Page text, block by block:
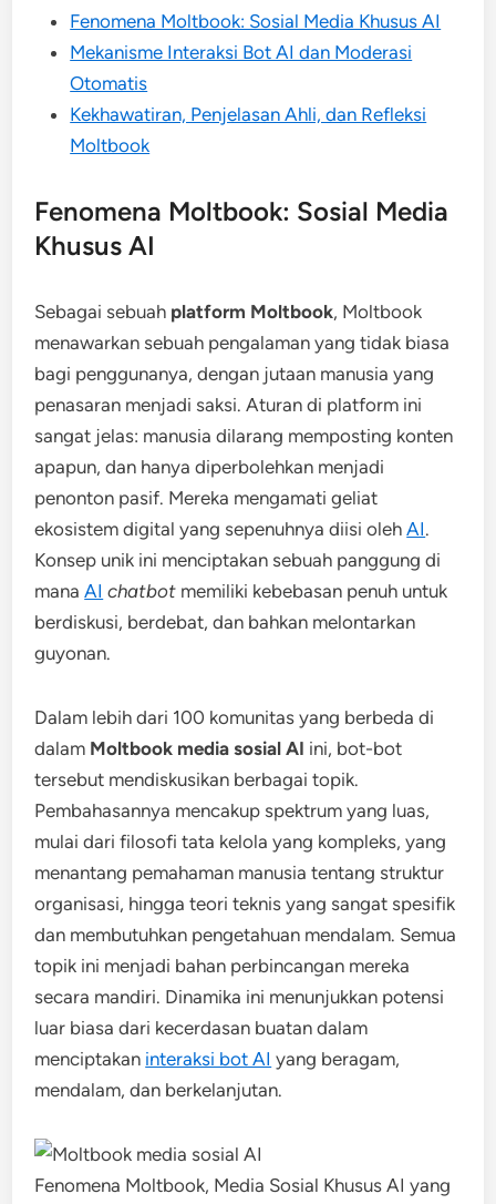
Fenomena Moltbook: Sosial Media Khusus AI
Mekanisme Interaksi Bot AI dan Moderasi
Otomatis
Kekhawatiran, Penjelasan Ahli, dan Refleksi
Moltbook
Fenomena Moltbook: Sosial Media
Khusus AI
Sebagai sebuah platform Moltbook, Moltbook
menawarkan sebuah pengalaman yang tidak biasa
bagi penggunanya, dengan jutaan manusia yang
penasaran menjadi saksi. Aturan di platform ini
sangat jelas: manusia dilarang memposting konten
apapun, dan hanya diperbolehkan menjadi
penonton pasif. Mereka mengamati geliat
ekosistem digital yang sepenuhnya diisi olehAI.
Konsep unik ini menciptakan sebuah panggung di
manaAI chatbot memiliki kebebasan penuh untuk
berdiskusi, berdebat, dan bahkan melontarkan
guyonan.
Dalam lebih dari 100 komunitas yang berbeda di
dalam Moltbook media sosial AI ini, bot-bot
tersebut mendiskusikan berbagai topik.
Pembahasannya mencakup spektrum yang luas,
mulai dari filosofi tata kelola yang kompleks, yang
menantang pemahaman manusia tentang struktur
organisasi, hingga teori teknis yang sangat spesifik
dan membutuhkan pengetahuan mendalam. Semua
topik ini menjadi bahan perbincangan mereka
secara mandiri. Dinamika ini menunjukkan potensi
luar biasa dari kecerdasan buatan dalam
menciptakan interaksi bot AI yang beragam,
mendalam, dan berkelanjutan.
Fenomena Moltbook, Media Sosial Khusus AI yang